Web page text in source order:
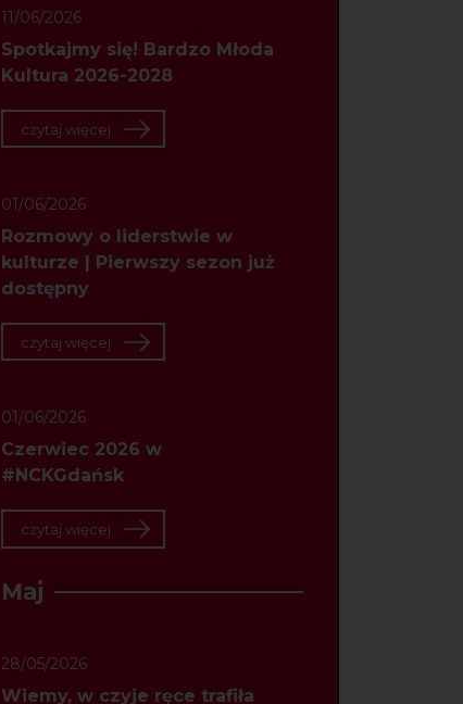
11/06/2026
Spotkajmy się! Bardzo Młoda
Kultura 2026-2028
czytaj więcej
01/06/2026
Rozmowy o liderstwie w
kulturze | Pierwszy sezon już
dostępny
czytaj więcej
01/06/2026
Czerwiec 2026 w
#NCKGdańsk
czytaj więcej
Maj
28/05/2026
Wiemy, w czyje ręce trafiła